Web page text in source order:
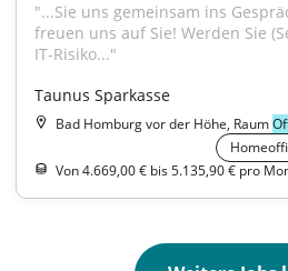
"...Sie uns gemeinsam ins
freuen uns auf Sie! Werden Sie
IT-Risiko..."
Taunus Sparkasse
Bad Homburg vor der Höhe, Raum
Von 4.669,00 € bis 5.135,90 € pro